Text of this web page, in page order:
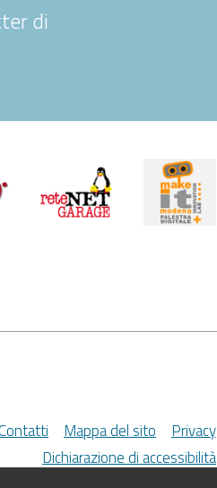
di
Mappa del sito
Privacy
Dichiarazione di accessibilità